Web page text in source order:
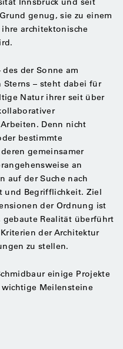
genug, sie zu einem
architektonische
der Sonne am
Sterns – steht dabei für
Natur ihrer seit über
Denn nicht
bestimmte
gemeinsamer
an
auf der Suche nach
und Begrifflichkeit. Ziel
der Ordnung ist
gebaute Realität überführt
der Architektur
zu stellen.
einige Projekte
Meilensteine